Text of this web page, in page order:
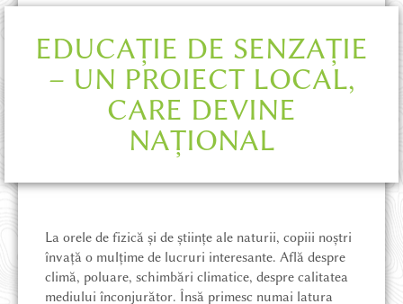
EDUCAȚIE DE SENZAȚIE
– UN PROIECT LOCAL,
CARE DEVINE
NAȚIONAL
La orele de fizică și de științe ale naturii, copiii noștri
învață o mulțime de lucruri interesante. Află despre
climă, poluare, schimbări climatice, despre calitatea
mediului înconjurător. Însă primesc numai latura